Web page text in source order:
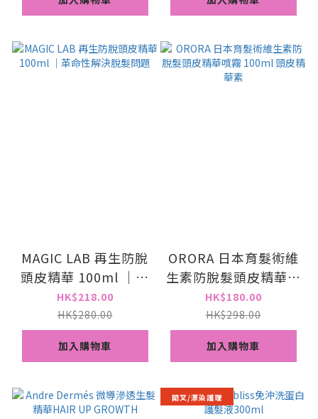
MAGIC LAB 再生防脫
頭皮精華 100ml ｜革
命性解決脫髮問題
HK$218.00
HK$280.00
加入購物車
ORORA 日本育髮術維
生素防脫髮頭皮精華噴
霧 100ml 頭皮精華素
HK$180.00
HK$298.00
加入購物車
開叉/漂染護理